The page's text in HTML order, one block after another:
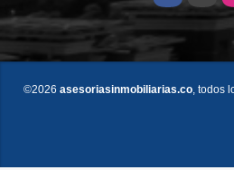
©2026 asesoriasinmobiliarias.co, todos